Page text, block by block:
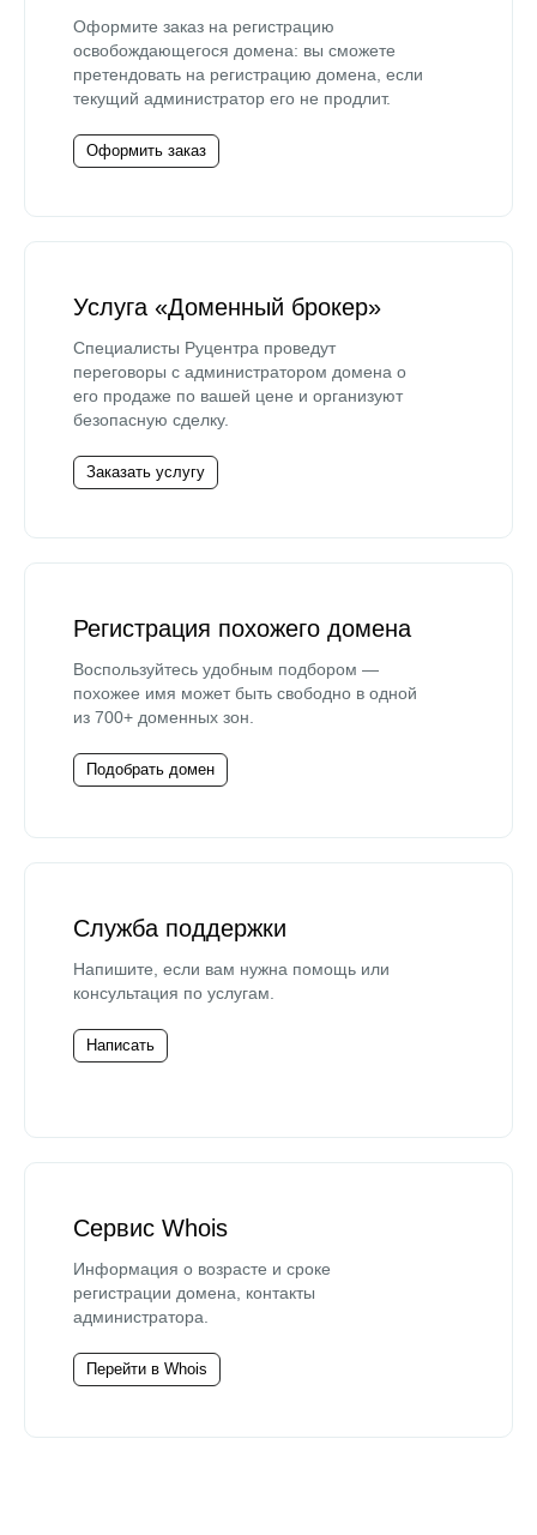
Оформите заказ на регистрацию
освобождающегося домена: вы сможете
претендовать на регистрацию домена, если
текущий администратор его не продлит.
Оформить заказ
Услуга «Доменный брокер»
Специалисты Руцентра проведут
переговоры с администратором домена о
его продаже по вашей цене и организуют
безопасную сделку.
Заказать услугу
Регистрация похожего домена
Воспользуйтесь удобным подбором —
похожее имя может быть свободно в одной
из 700+ доменных зон.
Подобрать домен
Служба поддержки
Напишите, если вам нужна помощь или
консультация по услугам.
Написать
Сервис Whois
Информация о возрасте и сроке
регистрации домена, контакты
администратора.
Перейти в Whois